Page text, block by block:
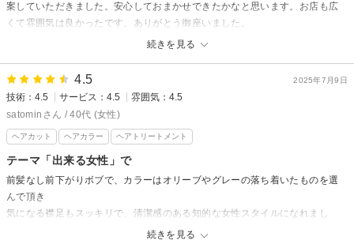
続きを見る
案していただきました。安心しておまかせできたかなと思います。お店も広
くて雰囲気は良かったです。ありがとう御座いました。
先日はご来店いただきありがとうございました。
今回初めましてさせていただいたので、また次回しっかり
お声を聞かせていただきさらにお手入れをしやすいようさせていただきま
やりにくいことがあればいつでもご相談くださいませ。
またのご来店心よりお待ちしております。
スタイリスト溝口
2025年7月9日
4.5
技術：4.5 サービス：4.5
雰囲気：4.5
satominさん / 40代 (女性)
ヘアカット ヘアカラー ヘアトリートメント
テーマ「出来る女性」で
続きを見る
前髪なし前下がりボブで、カラーはオリーブやグレーの落ち着いたものを選
んで頂き
気になる襟足もスッキリで、清潔感のある知的な女性スタイルになれまし